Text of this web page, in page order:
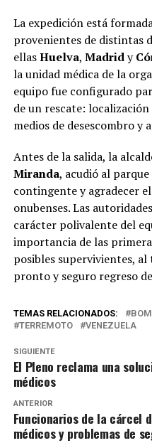
La expedición está
provenientes de distintas
ellasHuelva, Madridy
la unidad médica de la
equipo fue configurado
de un rescate:
medios de desescombro y
Antes de la salida, la
Miranda, acudió al
contingente y agradecer
onubenses. Las
carácter polivalente del
importancia de las
posibles supervivientes,
pronto y seguro regreso
TEMAS RELACIONADOS:
TERREMOTO
VENEZUELA
SIGUIENTE
El Pleno reclama una
médicos
ANTERIOR
Funcionarios de la cárcel
médicos y problemas de